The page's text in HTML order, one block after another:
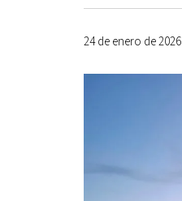
24 de enero de 2026